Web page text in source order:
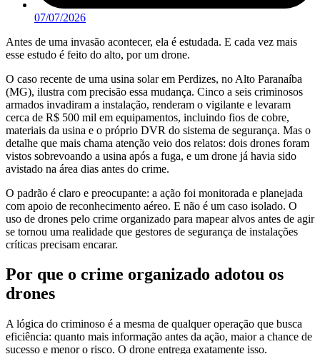
07/07/2026
Antes de uma invasão acontecer, ela é estudada. E cada vez mais
esse estudo é feito do alto, por um drone.
O caso recente de uma usina solar em Perdizes, no Alto Paranaíba
(MG), ilustra com precisão essa mudança. Cinco a seis criminosos
armados invadiram a instalação, renderam o vigilante e levaram
cerca de R$ 500 mil em equipamentos, incluindo fios de cobre,
materiais da usina e o próprio DVR do sistema de segurança. Mas o
detalhe que mais chama atenção veio dos relatos: dois drones foram
vistos sobrevoando a usina após a fuga, e um drone já havia sido
avistado na área dias antes do crime.
O padrão é claro e preocupante: a ação foi monitorada e planejada
com apoio de reconhecimento aéreo. E não é um caso isolado. O
uso de drones pelo crime organizado para mapear alvos antes de agir
se tornou uma realidade que gestores de segurança de instalações
críticas precisam encarar.
Por que o crime organizado adotou os
drones
A lógica do criminoso é a mesma de qualquer operação que busca
eficiência: quanto mais informação antes da ação, maior a chance de
sucesso e menor o risco. O drone entrega exatamente isso.